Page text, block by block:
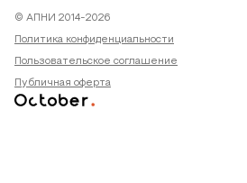
© АПНИ 2014-2026
Политика конфиденциальности
Пользовательское соглашение
Публичная оферта